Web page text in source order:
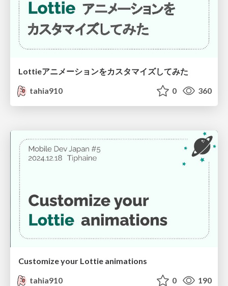
Lottieアニメーションをカスタマイズしてみた
tahia910
0 360
Customize your Lottie animations
tahia910
0 190